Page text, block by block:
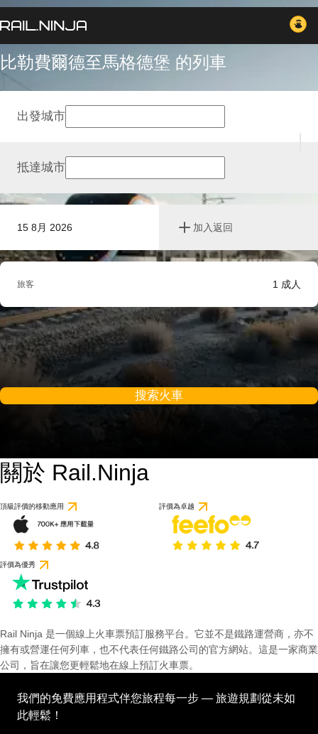
比勒費爾德至馬格德堡 的列車
15 8月 2026 加入返回
出發城市
抵達城市
旅客 1 成人
搜索火車
關於 Rail.Ninja
頂級評價的移動應用 評價為卓越
評價為優秀
Rail Ninja 是一個線上火車票預訂服務平台。它並不是鐵路運營商，亦不
擁有或營運任何列車，也不代表任何鐵路公司的官方網站。這是一家商業
公司，旨在讓您更輕鬆地在線上預訂火車票。
我們的免費應用程式伴您旅程每一步 — 旅遊規劃從未如
此輕鬆！